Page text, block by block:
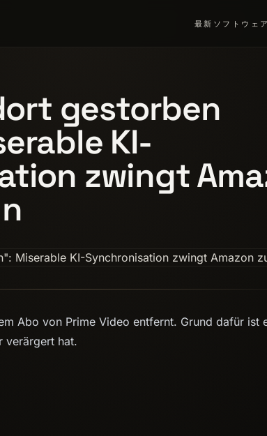
最新 ソフトウェ
gestorben
KI-
zwingt
Abo von Prime Video entfernt. Grund dafür ist
verärgert hat.